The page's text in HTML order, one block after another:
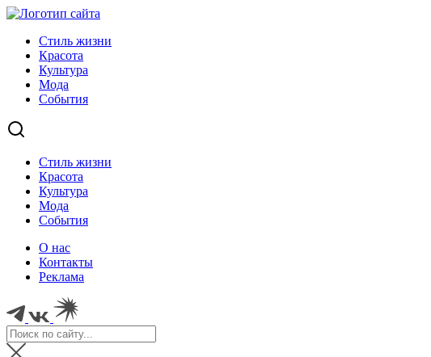
Стиль жизни
Красота
Культура
Мода
События
Стиль жизни
Красота
Культура
Мода
События
О нас
Контакты
Реклама